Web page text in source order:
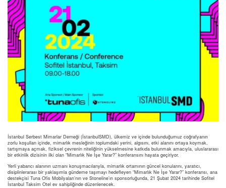
İstanbul Serbest Mimarlar Derneği (İstanbulSMD), ülkemiz ve içinde bulunduğumuz coğrafyanın
zorlu koşulları içinde, mimarlık mesleğinin toplumdaki yerini, algısını, etki alanını ortaya koymak,
tartışmaya açmak, fiziksel çevrenin niteliğinin yükselmesine katkıda bulunmak amacıyla, uluslararası
bir etkinlik dizisinin ilki olan “Mimarlık Ne İşe Yarar?” konferansını hayata geçiriyor.
Yerli yabancı alanının uzmanı konuşmacılarıyla, mimarlık ortamının güncel konularını, yaratıcı,
disiplinlerarası bir yaklaşımla gündeme taşımayı hedefleyen “Mimarlık Ne İşe Yarar?” konferansı, ana
destekçisi Tuna Ofis Mobilyaları’nın ve Stoneline’ın sponsorluğunda, 21 Şubat 2024 tarihinde Sofitel
İstanbul Taksim Otel ev sahipliğinde düzenlenecek.